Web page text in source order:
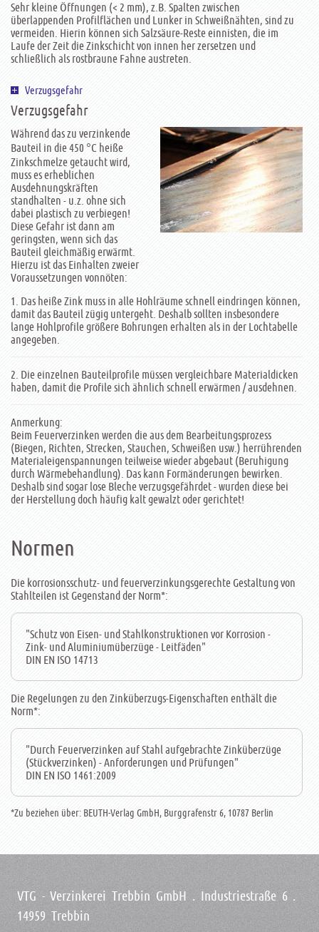
Sehr kleine Öffnungen (< 2 mm), z.B. Spalten zwischen
überlappenden Profilflächen und Lunker in Schweiß­nähten, sind zu
vermeiden. Hierin können sich Salzsäure-Reste einnisten, die im
Laufe der Zeit die Zinkschicht von innen her zersetzen und
schließlich als rostbraune Fahne austreten.
Verzugsgefahr
Verzugsgefahr
Während das zu verzinkende
Bauteil in die 450 °C heiße
Zinkschmelze getaucht wird,
muss es erheblichen
Ausdehnungskräften
standhalten - u.z. ohne sich
dabei plastisch zu verbiegen!
Diese Gefahr ist dann am
geringsten, wenn sich das
Bauteil gleichmäßig erwärmt.
Hierzu ist das Einhalten zweier
Voraussetzungen vonnöten:
1. Das heiße Zink muss in alle Hohlräume schnell eindringen können,
damit das Bauteil zügig untergeht. Deshalb sollten insbesondere
lange Hohlprofile größere Bohrungen erhalten als in der Lochtabelle
angegeben.
2. Die einzelnen Bauteilprofile müssen vergleichbare Materialdicken
haben, damit die Profile sich ähnlich schnell erwärmen / ausdehnen.
Anmerkung:
Beim Feuerverzinken werden die aus dem Bearbeitungsprozess
(Biegen, Richten, Strecken, Stauchen, Schweißen usw.) herrührenden
Materialeigenspannungen teilweise wieder abgebaut (Beruhigung
durch Wärmebehandlung). Das kann Formänderungen bewirken.
Deshalb sind sogar lose Bleche verzugsgefährdet - wurden diese bei
der Herstellung doch häufig kalt gewalzt oder gerichtet!
Normen
Die korrosionsschutz- und feuerverzinkungsgerechte Gestaltung von
Stahlteilen ist Gegenstand der Norm*:
"Schutz von Eisen- und Stahlkonstruktionen vor Korrosion -
Zink- und Aluminiumüberzüge - Leitfäden"
DIN EN ISO 14713
Die Regelungen zu den Zinküberzugs-Eigenschaften enthält die
Norm*:
"Durch Feuerverzinken auf Stahl aufgebrachte Zinküberzüge
(Stückverzinken) - Anforderungen und Prüfungen"
DIN EN ISO 1461:2009
*Zu beziehen über: BEUTH-Verlag GmbH, Burggrafenstr 6, 10787 Berlin
VTG - Verzinkerei Trebbin GmbH . Industriestraße 6 .
14959 Trebbin